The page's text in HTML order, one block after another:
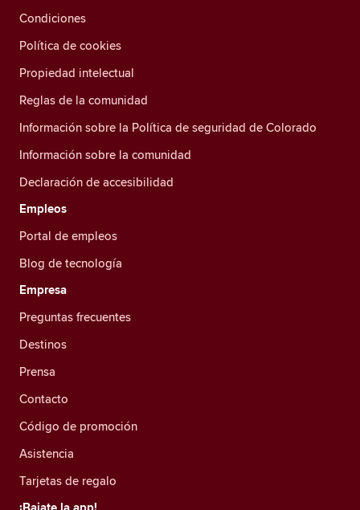
Condiciones
Política de cookies
Propiedad intelectual
Reglas de la comunidad
Información sobre la Política de seguridad de Colorado
Información sobre la comunidad
Declaración de accesibilidad
Empleos
Portal de empleos
Blog de tecnología
Empresa
Preguntas frecuentes
Destinos
Prensa
Contacto
Código de promoción
Asistencia
Tarjetas de regalo